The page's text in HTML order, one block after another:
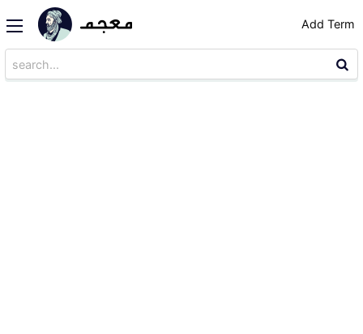
Add Term